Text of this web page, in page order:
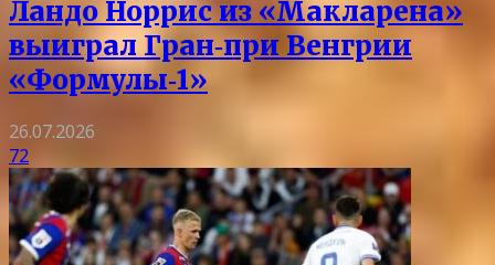
Ландо Норрис из «Макларена»
выиграл Гран‑при Венгрии
«Формулы‑1»
26.07.2026
72